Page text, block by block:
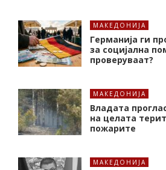
МАКЕДОНИЈА
Германија ги
за социјална
проверуваат?
МАКЕДОНИЈА
Владата
на целата
пожарите
МАКЕДОНИЈА